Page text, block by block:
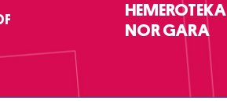
HEMEROTEKA
NOR GARA